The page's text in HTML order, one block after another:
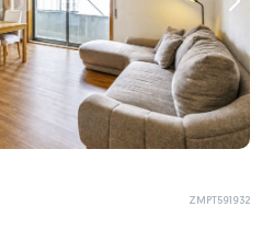
ZMPT591932